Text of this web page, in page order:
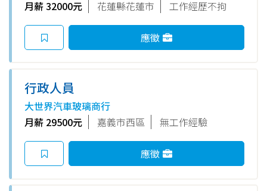
月薪 32000元
花蓮縣花蓮市 工作經歷不拘
應徵
行政人員
大世界汽車玻璃商行
月薪 29500元
嘉義市西區 無工作經驗
應徵